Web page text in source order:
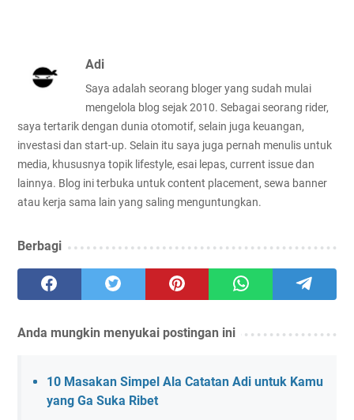
Adi
Saya adalah seorang bloger yang sudah mulai
mengelola blog sejak 2010. Sebagai seorang rider,
saya tertarik dengan dunia otomotif, selain juga keuangan,
investasi dan start-up. Selain itu saya juga pernah menulis untuk
media, khususnya topik lifestyle, esai lepas, current issue dan
lainnya. Blog ini terbuka untuk content placement, sewa banner
atau kerja sama lain yang saling menguntungkan.
Berbagi
Anda mungkin menyukai postingan ini
10 Masakan Simpel Ala Catatan Adi untuk Kamu
yang Ga Suka Ribet